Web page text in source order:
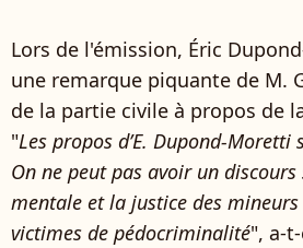
Lors de l'émission, Éric
une remarque piquante de M.
de la partie civile à propos de
"Les propos d’E. Dupond-Moretti
On ne peut pas avoir un
mentale et la justice des
victimes de pédocriminalité", a-